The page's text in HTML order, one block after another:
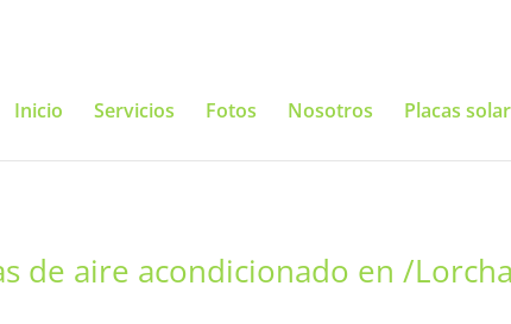
Inicio Servicios Fotos Nosotros Placas
de aire acondicionado en /